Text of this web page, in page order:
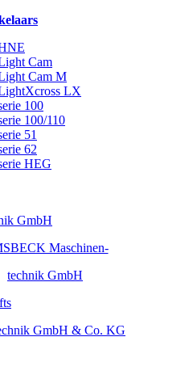
Cam
Cam M
LX
100
100/110
51
62
HEG
GmbH
Maschinen-
technik GmbH
GmbH & Co. KG